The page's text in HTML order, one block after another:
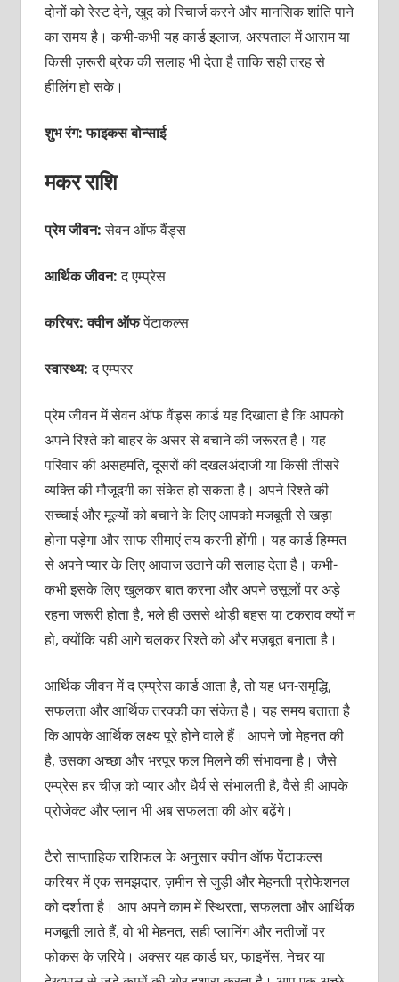
दोनों को रेस्ट देने, खुद को रिचार्ज करने और मानसिक शांति पाने
का समय है। कभी-कभी यह कार्ड इलाज, अस्पताल में आराम या
किसी ज़रूरी ब्रेक की सलाह भी देता है ताकि सही तरह से
हीलिंग हो सके।
शुभ रंग: फाइकस बोन्साई
मकर राशि
प्रेम जीवन:सेवन ऑफ वैंड्स
आर्थिक जीवन:द एम्प्रेस
करियर: क्वीन ऑफपेंटाकल्स
स्वास्थ्य:द एम्परर
प्रेम जीवन में सेवन ऑफ वैंड्स कार्ड यह दिखाता है कि आपको
अपने रिश्ते को बाहर के असर से बचाने की जरूरत है। यह
परिवार की असहमति, दूसरों की दखलअंदाजी या किसी तीसरे
व्यक्ति की मौजूदगी का संकेत हो सकता है। अपने रिश्ते की
सच्चाई और मूल्यों को बचाने के लिए आपको मजबूती से खड़ा
होना पड़ेगा और साफ सीमाएं तय करनी होंगी। यह कार्ड हिम्मत
से अपने प्यार के लिए आवाज उठाने की सलाह देता है। कभी-
कभी इसके लिए खुलकर बात करना और अपने उसूलों पर अड़े
रहना जरूरी होता है, भले ही उससे थोड़ी बहस या टकराव क्यों न
हो, क्योंकि यही आगे चलकर रिश्ते को और मज़बूत बनाता है।
आर्थिक जीवन में द एम्प्रेस कार्ड आता है, तो यह धन-समृद्धि,
सफलता और आर्थिक तरक्की का संकेत है। यह समय बताता है
कि आपके आर्थिक लक्ष्य पूरे होने वाले हैं। आपने जो मेहनत की
है, उसका अच्छा और भरपूर फल मिलने की संभावना है। जैसे
एम्प्रेस हर चीज़ को प्यार और धैर्य से संभालती है, वैसे ही आपके
प्रोजेक्ट और प्लान भी अब सफलता की ओर बढ़ेंगे।
टैरो साप्ताहिक राशिफल के अनुसार क्वीन ऑफ पेंटाकल्स
करियर में एक समझदार, ज़मीन से जुड़ी और मेहनती प्रोफेशनल
को दर्शाता है। आप अपने काम में स्थिरता, सफलता और आर्थिक
मजबूती लाते हैं, वो भी मेहनत, सही प्लानिंग और नतीजों पर
फोकस के ज़रिये। अक्सर यह कार्ड घर, फाइनेंस, नेचर या